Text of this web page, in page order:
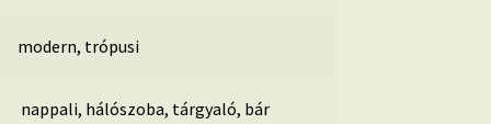
modern, trópusi
nappali, hálószoba, tárgyaló, bár